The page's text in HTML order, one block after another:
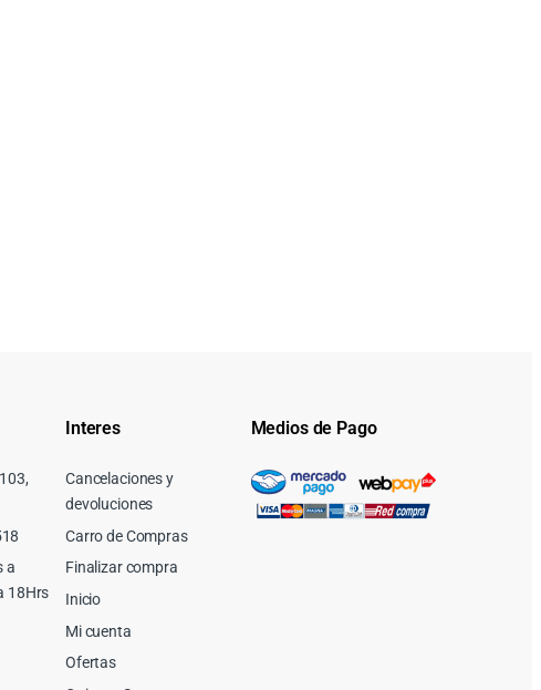
a
18Hrs
Interes
Cancelaciones y
devoluciones
Carro de Compras
Finalizar compra
Inicio
Mi cuenta
Ofertas
Medios de Pago